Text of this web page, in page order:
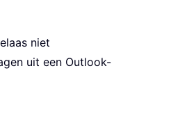
niet
uit een Outlook-